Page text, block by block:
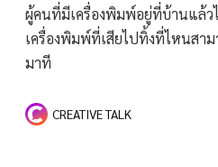
ผู้คนที่มีเครื่องพิมพ์อยู่ที่บ้านแล้วไ
เครื่องพิมพ์ที่เสียไปทิ้งที่ไหนสาม
มาที
CREATIVE TALK